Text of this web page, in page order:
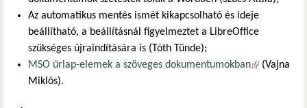
Az automatikus mentés ismét kikapcsolható és ideje
beállítható, a beállításnál figyelmeztet a LibreOffice
szükséges újraindítására is (Tóth Tünde);
MSO űrlap-elemek a szöveges dokumentumokban(külső(Vajna
Miklós).